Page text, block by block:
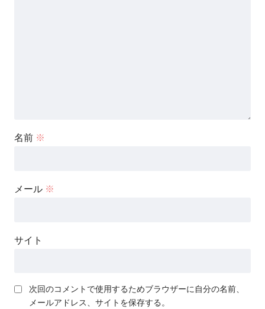
名前 ※
メール ※
サイト
次回のコメントで使用するためブラウザーに自分の名前、
メールアドレス、サイトを保存する。